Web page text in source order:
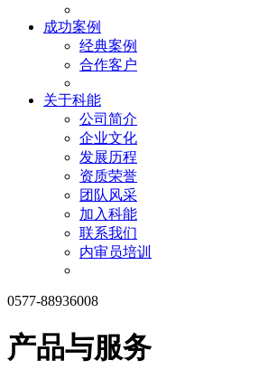
成功案例
经典案例
合作客户
关于科能
公司简介
企业文化
发展历程
资质荣誉
团队风采
加入科能
联系我们
内审员培训
0577-88936008
产品与服务